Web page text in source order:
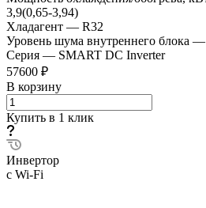
3,9(0,65-3,94)
Хладагент — R32
Уровень шума внутреннего блока —
Серия — SMART DC Inverter
57600 ₽
В корзину
Купить в 1 клик
Инвертор
с Wi-Fi